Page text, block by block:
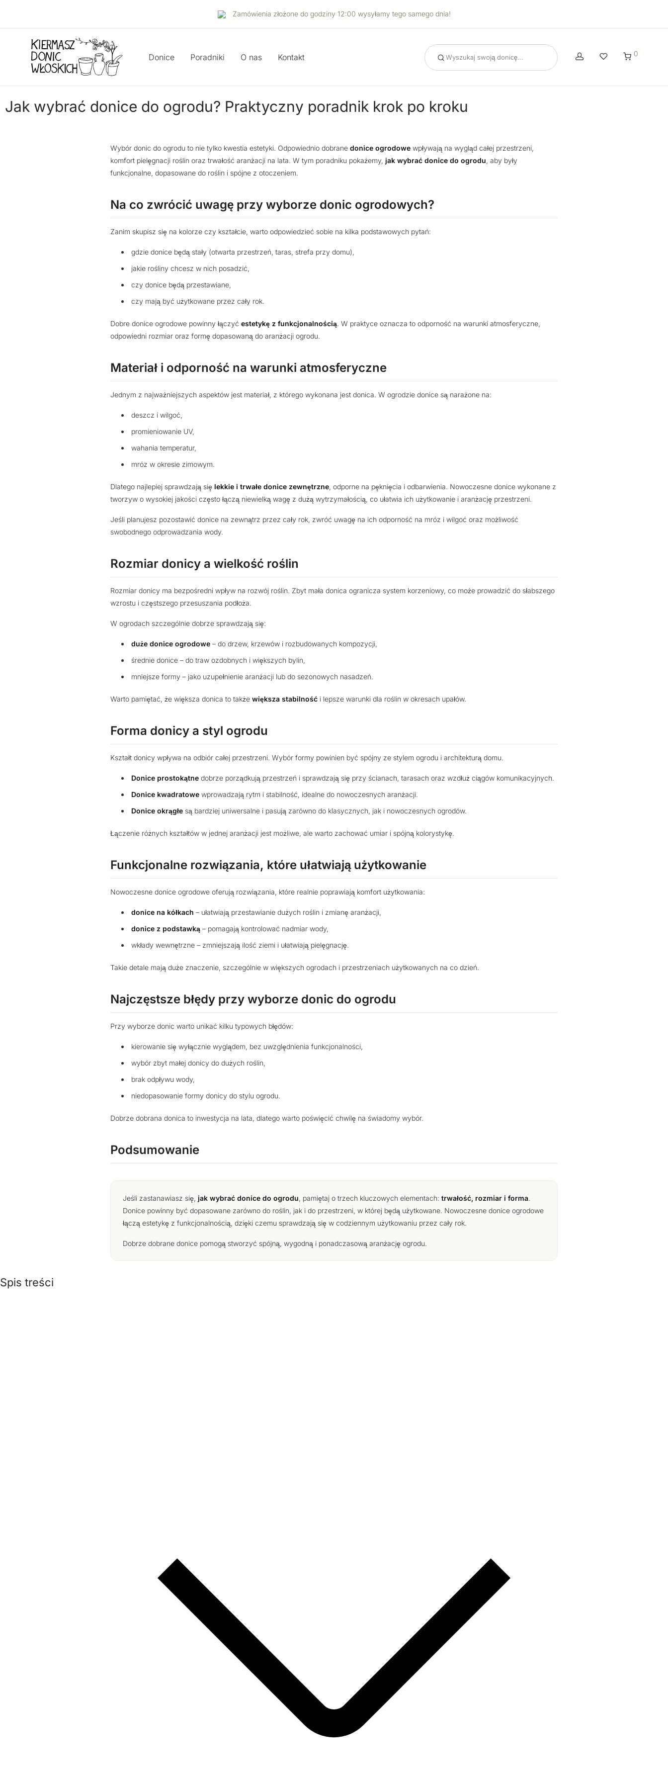
Zamówienia złożone do godziny 12:00 wysyłamy tego samego dnia!
Donice Poradniki O nas Kontakt 0
Jak wybrać donice do ogrodu? Praktyczny poradnik krok po kroku
Wybór donic do ogrodu to nie tylko kwestia estetyki. Odpowiednio dobrane donice ogrodowe wpływają na wygląd całej przestrzeni,
komfort pielęgnacji roślin oraz trwałość aranżacji na lata. W tym poradniku pokażemy, jak wybrać donice do ogrodu, aby były
funkcjonalne, dopasowane do roślin i spójne z otoczeniem.
Na co zwrócić uwagę przy wyborze donic ogrodowych?
Zanim skupisz się na kolorze czy kształcie, warto odpowiedzieć sobie na kilka podstawowych pytań:
gdzie donice będą stały (otwarta przestrzeń, taras, strefa przy domu),
jakie rośliny chcesz w nich posadzić,
czy donice będą przestawiane,
czy mają być użytkowane przez cały rok.
Dobre donice ogrodowe powinny łączyć estetykę z funkcjonalnością. W praktyce oznacza to odporność na warunki atmosferyczne,
odpowiedni rozmiar oraz formę dopasowaną do aranżacji ogrodu.
Materiał i odporność na warunki atmosferyczne
Jednym z najważniejszych aspektów jest materiał, z którego wykonana jest donica. W ogrodzie donice są narażone na:
deszcz i wilgoć,
promieniowanie UV,
wahania temperatur,
mróz w okresie zimowym.
Dlatego najlepiej sprawdzają się lekkie i trwałe donice zewnętrzne, odporne na pęknięcia i odbarwienia. Nowoczesne donice wykonane z
tworzyw o wysokiej jakości często łączą niewielką wagę z dużą wytrzymałością, co ułatwia ich użytkowanie i aranżację przestrzeni.
Jeśli planujesz pozostawić donice na zewnątrz przez cały rok, zwróć uwagę na ich odporność na mróz i wilgoć oraz możliwość
swobodnego odprowadzania wody.
Rozmiar donicy a wielkość roślin
Rozmiar donicy ma bezpośredni wpływ na rozwój roślin. Zbyt mała donica ogranicza system korzeniowy, co może prowadzić do słabszego
wzrostu i częstszego przesuszania podłoża.
W ogrodach szczególnie dobrze sprawdzają się:
duże donice ogrodowe – do drzew, krzewów i rozbudowanych kompozycji,
średnie donice – do traw ozdobnych i większych bylin,
mniejsze formy – jako uzupełnienie aranżacji lub do sezonowych nasadzeń.
Warto pamiętać, że większa donica to także większa stabilność i lepsze warunki dla roślin w okresach upałów.
Forma donicy a styl ogrodu
Kształt donicy wpływa na odbiór całej przestrzeni. Wybór formy powinien być spójny ze stylem ogrodu i architekturą domu.
Donice prostokątne dobrze porządkują przestrzeń i sprawdzają się przy ścianach, tarasach oraz wzdłuż ciągów komunikacyjnych.
Donice kwadratowe wprowadzają rytm i stabilność, idealne do nowoczesnych aranżacji.
Donice okrągłe są bardziej uniwersalne i pasują zarówno do klasycznych, jak i nowoczesnych ogrodów.
Łączenie różnych kształtów w jednej aranżacji jest możliwe, ale warto zachować umiar i spójną kolorystykę.
Funkcjonalne rozwiązania, które ułatwiają użytkowanie
Nowoczesne donice ogrodowe oferują rozwiązania, które realnie poprawiają komfort użytkowania:
donice na kółkach – ułatwiają przestawianie dużych roślin i zmianę aranżacji,
donice z podstawką – pomagają kontrolować nadmiar wody,
wkłady wewnętrzne – zmniejszają ilość ziemi i ułatwiają pielęgnację.
Takie detale mają duże znaczenie, szczególnie w większych ogrodach i przestrzeniach użytkowanych na co dzień.
Najczęstsze błędy przy wyborze donic do ogrodu
Przy wyborze donic warto unikać kilku typowych błędów:
kierowanie się wyłącznie wyglądem, bez uwzględnienia funkcjonalności,
wybór zbyt małej donicy do dużych roślin,
brak odpływu wody,
niedopasowanie formy donicy do stylu ogrodu.
Dobrze dobrana donica to inwestycja na lata, dlatego warto poświęcić chwilę na świadomy wybór.
Podsumowanie
Jeśli zastanawiasz się, jak wybrać donice do ogrodu, pamiętaj o trzech kluczowych elementach: trwałość, rozmiar i forma.
Donice powinny być dopasowane zarówno do roślin, jak i do przestrzeni, w której będą użytkowane. Nowoczesne donice ogrodowe
łączą estetykę z funkcjonalnością, dzięki czemu sprawdzają się w codziennym użytkowaniu przez cały rok.
Dobrze dobrane donice pomogą stworzyć spójną, wygodną i ponadczasową aranżację ogrodu.
Spis treści